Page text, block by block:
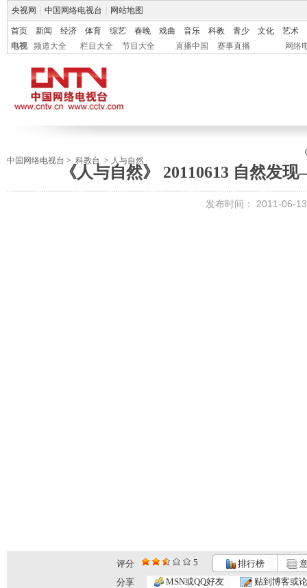
央视网 中国网络电视台 网站地图
首页 新闻 经济 体育 综艺 春晚 戏曲 音乐 科教 青少 文化
艺术
电视
频道大全 栏目大全 节目大全 直播中国 赛事直播 网络
中国网络电视台 > 科教台 > 人与自然
《人与自然》 20110613 自然发
发布时间： 2011-06-
评分 5 排行榜
分享
MSN或QQ好友 贴到博客或